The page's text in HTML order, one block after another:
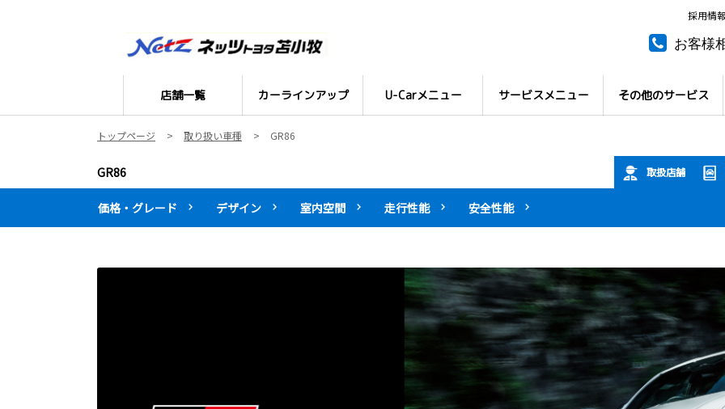
お客様
店舗一覧 カーラインアップ U-Carメニュー サービスメニュー その他のサービス
採用情
トップページ 取り扱い車種 GR86
GR86 取扱店舗
価格・グレード デザイン 室内空間 走行性能 安全性能